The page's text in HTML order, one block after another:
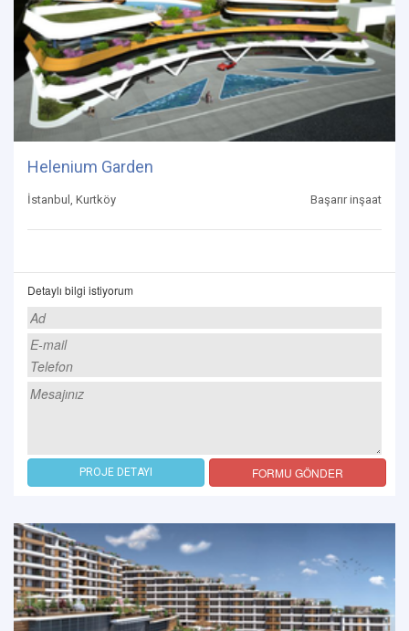
Helenium Garden
İstanbul, Kurtköy Başarır inşaat
Detaylı bilgi istiyorum
PROJE DETAYI FORMU GÖNDER